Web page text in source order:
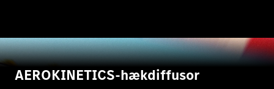
A-Klasse
AEROKINETICS-hækdiffusor